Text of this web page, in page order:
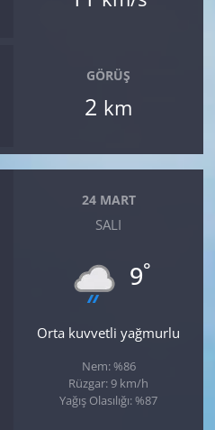
GÖRÜŞ
2 km
24 MART
SALI
9°
Orta kuvvetli yağmurlu
Nem: %86
Rüzgar: 9 km/h
Yağış Olasılığı: %87